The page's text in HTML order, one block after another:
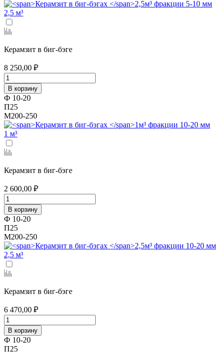
2,5 м³
Керамзит в биг-бэге
8 250,00 ₽
В корзину
Ф 10-20
П25
М200-250
1 м³
Керамзит в биг-бэге
2 600,00 ₽
В корзину
Ф 10-20
П25
М200-250
2,5 м³
Керамзит в биг-бэге
6 470,00 ₽
В корзину
Ф 10-20
П25